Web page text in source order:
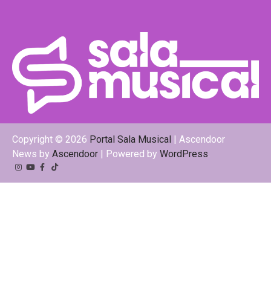
Copyright © 2026 Portal Sala Musical | Ascendoor
News by Ascendoor | Powered by WordPress.
Instagram
YouTube
Facebook
Tiktok